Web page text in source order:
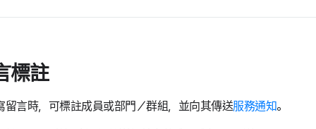
標註
留言時，可標註成員或部門／群組，並向其傳送服務通知。